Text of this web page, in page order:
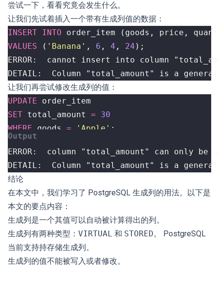
尝试一下，看看究竟会发生什么。
让我们先试着插入一个带有生成列值的数据：
INSERT INTO order_item ( goods , price ,
VALUES
( 'Banana' , 6 , 4 , 24 );
让我们再尝试修改生成列的值：
UPDATE
order_item
SET total_amount =
30
WHERE
goods = 'Apple' ;
DETAIL:  Column "total_amount" is a
结论
在本文中，我们学习了 PostgreSQL 生成列的用法。以下是
本文的要点内容：
生成列是一个其值可以自动被计算得出的列。
生成列有两种类型： VIRTUAL 和 STORED。 PostgreSQL
当前支持持存储生成列。
生成列的值不能被写入或者修改。